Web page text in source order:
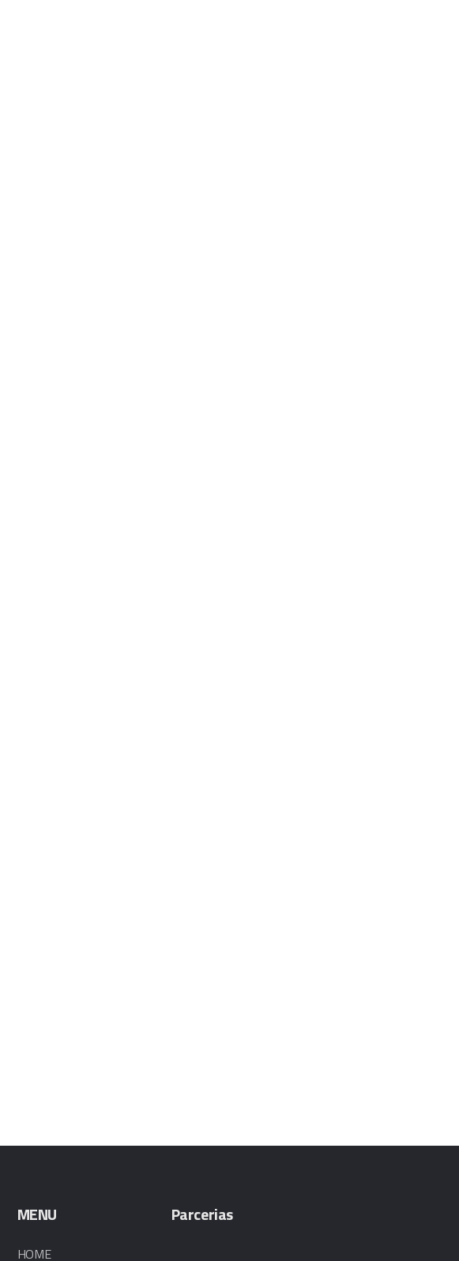
MENU
HOME
Parcerias